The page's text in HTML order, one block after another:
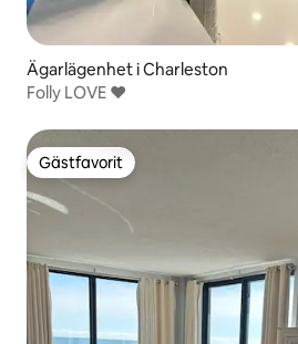
Ägarlägenhet i Charleston
Folly LOVE ❤️
Gästfavorit
Gästfavorit